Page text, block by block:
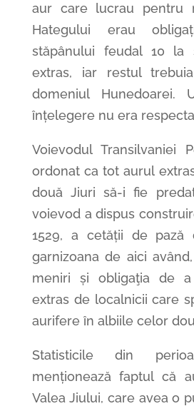
aur care lucrau pentru
Hategului erau
stăpânului feudal 10 la
extras, iar restul
domeniul Hunedoarei.
înțelegere nu era
Voievodul Transilvaniei
ordonat ca tot aurul
două Jiuri să-i fie
voievod a dispus
1529, a cetății de pază
garnizoana de aici
meniri și obligaţia de
extras de localnicii care
aurifere în albiile celor
Statisticile din
menționează faptul că
Valea Jiului, care avea o